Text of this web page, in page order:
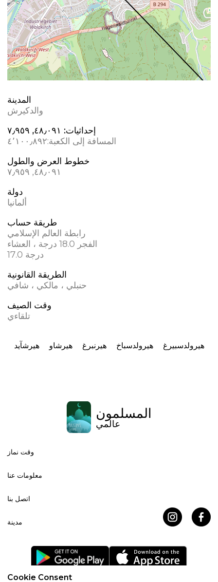
Cookie Consent
المدينة
والدکیرش
إحداثيات: ٤٨٫٠٩١, ٧٫٩٥٩
المسافة إلى الكعبة:٤٬١٠٠٫٨٩٢
خطوط العرض والطول
٤٨٫٠٩١, ٧٫٩٥٩
دولة
ألمانيا
طريقة حساب
رابطة العالم الإسلامي
الفجر 18.0 درجة ، العشاء
17.0 درجة
الطريقة القانونية
حنبلي ، مالكي ، شافي
وقت الصيف
تلقاءي
هيرشآيد هيرشاو هيرنبرغ هيرولدسباخ هيرولدسبيرغ
المسلمون
عالمي
وقت نماز
معلومات عنا
اتصل بنا
مدينة